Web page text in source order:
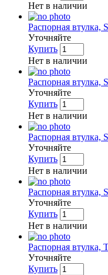
Нет в наличии
Распорная втулка,
Уточняйте
Купить
Нет в наличии
Распорная втулка,
Уточняйте
Купить
Нет в наличии
Распорная втулка,
Уточняйте
Купить
Нет в наличии
Распорная втулка,
Уточняйте
Купить
Нет в наличии
Распорная втулка,
Уточняйте
Купить